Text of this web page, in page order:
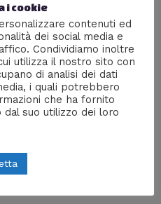
2016
,Gallerie fotografiche
William J
di domenica, al
i cookie
contenuti ed
dei social media e
Condividiamo inoltre
utilizza il nostro sito con
di analisi dei dati
i quali potrebbero
che ha fornito
suo utilizzo dei loro